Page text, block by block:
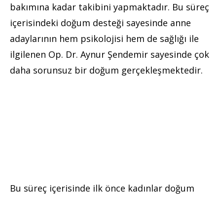
bakımına kadar takibini yapmaktadır. Bu süreç
içerisindeki doğum desteği sayesinde anne
adaylarının hem psikolojisi hem de sağlığı ile
ilgilenen Op. Dr. Aynur Şendemir sayesinde çok
daha sorunsuz bir doğum gerçekleşmektedir.
Bu süreç içerisinde ilk önce kadınlar doğum